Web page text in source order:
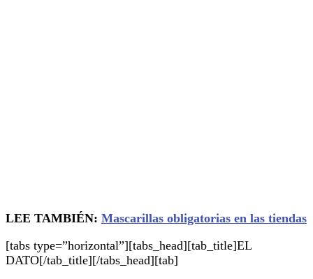
LEE TAMBIÉN: Mascarillas obligatorias en las tiendas
[tabs type=”horizontal”][tabs_head][tab_title]EL
DATO[/tab_title][/tabs_head][tab]